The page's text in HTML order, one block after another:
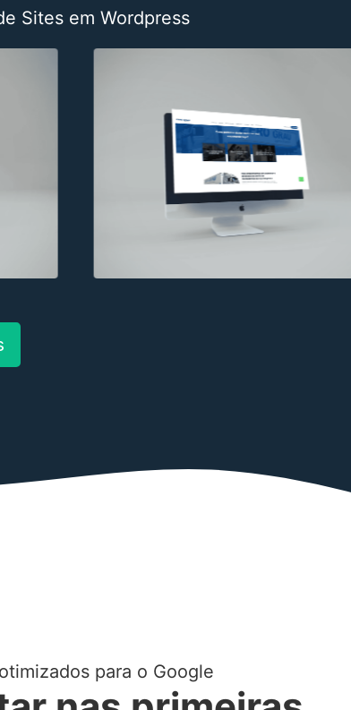
Sites em Wordpress
para o Google